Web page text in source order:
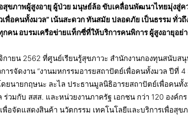
สุขภาพผู้สูงอายุ ผู้ป่วย มนุษย์ล้อ ขับเคลื่อนพัฒนาไทยมุ่งสู่ค
เพื่อคนทั้งมวล” เน้นสะดวก ทันสมัย ปลอดภัย เป็นธรรม ทั่ว
คน อบรมเครือข่ายแท็กซี่ที่ให้บริการคนพิการ ผู้สูงอายุอย่า
กายน 2562 ที่ศูนย์เรียนรู้สุขภาวะ สำนักงานกองทุนสนับส
ารจัดงาน “งานมหกรรมอารยสถาปัตย์เพื่อคนทั้งมวล ปีที่ 4
ดยนายกฤษนะ ละไล ประธานมูลนิธิอารยสถาปัตย์เพื่อคนทั้
ร่วมกับ สสส. และหน่วยงานภาครัฐ เอกชน กว่า 120 องค์ก
พื่อจัดแสดงสินค้า นวัตกรรม เทคโนโลยีและบริการเพื่อสุ